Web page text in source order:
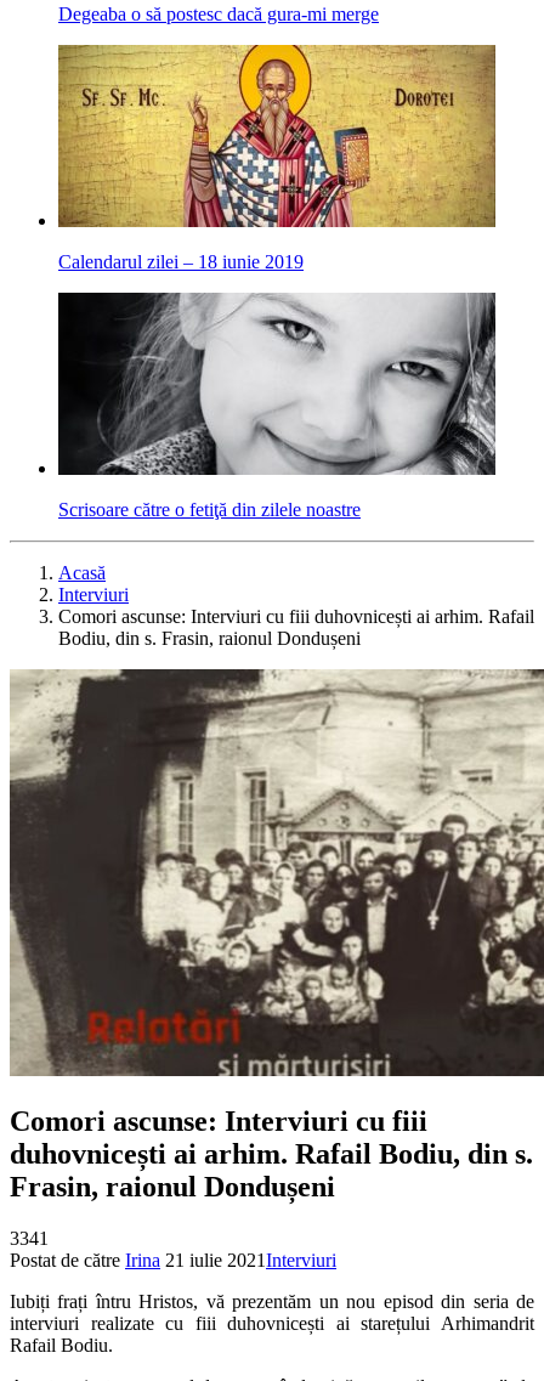
Degeaba o să postesc dacă gura-mi merge
Calendarul zilei – 18 iunie 2019
Scrisoare către o fetiţă din zilele noastre
Acasă
Interviuri
Comori ascunse: Interviuri cu fiii duhovnicești ai arhim. Rafail
Bodiu, din s. Frasin, raionul Dondușeni
Comori ascunse: Interviuri cu fiii
duhovnicești ai arhim. Rafail Bodiu, din s.
Frasin, raionul Dondușeni
3341
Postat de către Irina 21 iulie 2021Interviuri
Iubiți frați întru Hristos, vă prezentăm un nou episod din seria de
interviuri realizate cu fiii duhovnicești ai starețului Arhimandrit
Rafail Bodiu.